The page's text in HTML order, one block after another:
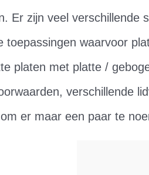
Er zijn veel verschillende
toepassingen waarvoor
platen met platte /
verschillende
er maar een paar te